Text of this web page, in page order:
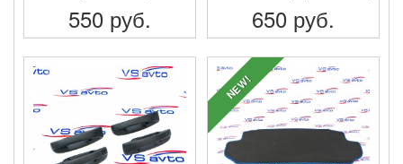
550 руб.
ПОДРОБНЕЕ
650 руб.
ПОДРОБНЕЕ
NEW!